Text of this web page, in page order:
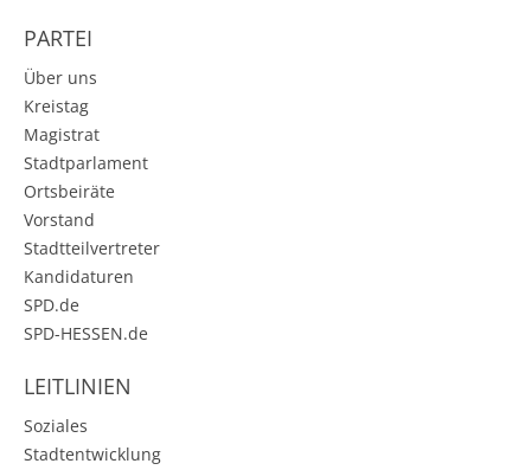
PARTEI
Über uns
Kreistag
Magistrat
Stadtparlament
Ortsbeiräte
Vorstand
Stadtteilvertreter
Kandidaturen
SPD.de
SPD-HESSEN.de
LEITLINIEN
Soziales
Stadtentwicklung